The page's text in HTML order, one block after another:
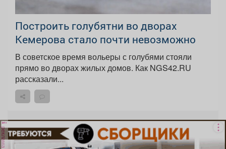
Построить голубятни во дворах
Кемерова стало почти невозможно
В советское время вольеры с голубями стояли
прямо во дворах жилых домов. Как NGS42.RU
рассказали...
реклама